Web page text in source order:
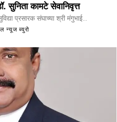
सुनिता कामटे सेवानिवृत्त
प्रसारक संघाच्या श्री मंगुभाई...
न्यूज ब्युरो